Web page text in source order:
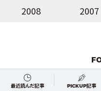
2008
2007
最近読んだ記事 PICKUP記事